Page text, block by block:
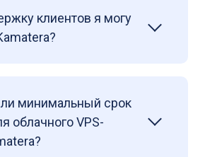
клиентов я могу
минимальный срок
облачного VPS-